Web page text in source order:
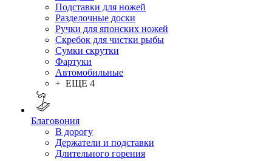
Подставки для ножей
Разделочные доски
Ручки для японских ножей
Скребок для чистки рыбы
Сумки скрутки
Фартуки
Автомобильные
+ ЕЩЕ 4
Благовония
В дорогу
Держатели и подставки
Длительного горения